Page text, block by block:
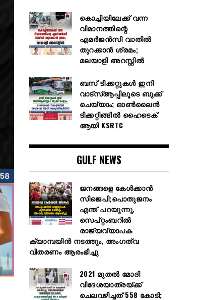
കൊച്ചിയിലേക്ക് വന്ന
വിമാനത്തിന്റെ
എമർജൻസി വാതിൽ
തുറക്കാൻ ശ്രമം;
മലയാളി അറസ്റ്റിൽ
ബസ് ടിക്കറ്റുകൾ ഇനി
വാട്‌സ്ആപ്പിലൂടെ ബുക്ക്
ചെയ്യാം; ഓൺലൈൻ
ടിക്കറ്റിങ്ങിൽ ഹൈടെക്
ആയി KSRTC
GULF NEWS
ജനങ്ങളെ കേൾക്കാൻ
സിജെപി;പൊതുജനം
എന്ത് പറയുന്നു,
സെപ്റ്റംബറിൽ
രാജ്യവ്യാപക
ക്യാമ്പയിൻ നടത്തും, അംഗത്വ
വിതരണം ആരംഭിച്ചു
2021 മുതൽ മോദി
വിദേശയാത്രയ്ക്ക്
ചെലവഴിച്ചത് 558 കോടി;